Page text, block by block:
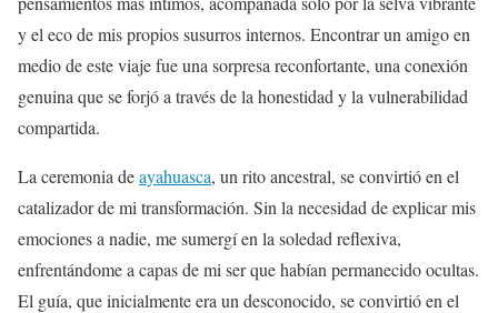
y el eco de mis propios susurros internos. Encontrar un amigo en
medio de este viaje fue una sorpresa reconfortante, una conexión
genuina que se forjó a través de la honestidad y la vulnerabilidad
compartida.
La ceremonia deayahuasca, un rito ancestral, se convirtió en el
catalizador de mi transformación. Sin la necesidad de explicar mis
emociones a nadie, me sumergí en la soledad reflexiva,
enfrentándome a capas de mi ser que habían permanecido ocultas.
El guía, que inicialmente era un desconocido, se convirtió en el